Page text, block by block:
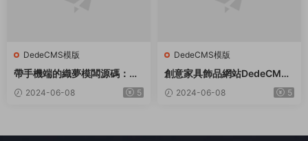
DedeCMS模版
帶手機端的織夢模闆源碼：适
用于社會福利院、養老院等領
域
2024-06-08 5
DedeCMS模版
創意家具飾品網站DedeCMS
織夢模闆
2024-06-08 5